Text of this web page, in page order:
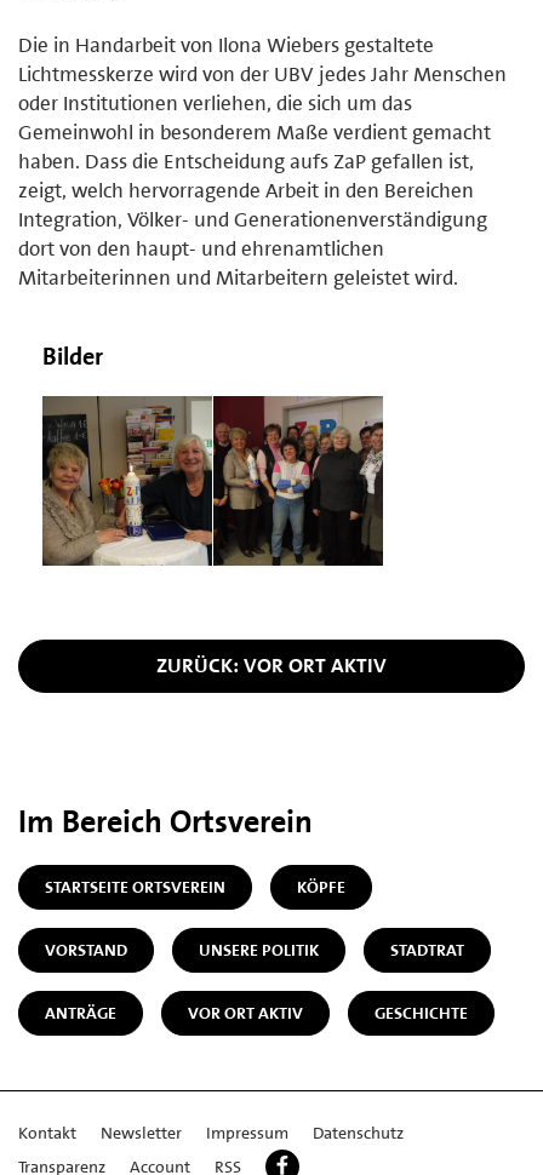
Die in Handarbeit von Ilona Wiebers gestaltete
Lichtmesskerze wird von der UBV jedes Jahr Menschen
oder Institutionen verliehen, die sich um das
Gemeinwohl in besonderem Maße verdient gemacht
haben. Dass die Entscheidung aufs ZaP gefallen ist,
zeigt, welch hervorragende Arbeit in den Bereichen
Integration, Völker- und Generationenverständigung
dort von den haupt- und ehrenamtlichen
Mitarbeiterinnen und Mitarbeitern geleistet wird.
Bilder
ZURÜCK: VOR ORT AKTIV
Im Bereich Ortsverein
STARTSEITE ORTSVEREIN KÖPFE
VORSTAND UNSERE POLITIK STADTRAT
ANTRÄGE VOR ORT AKTIV GESCHICHTE
Kontakt Newsletter Impressum
Datenschutz
Transparenz
Account RSS